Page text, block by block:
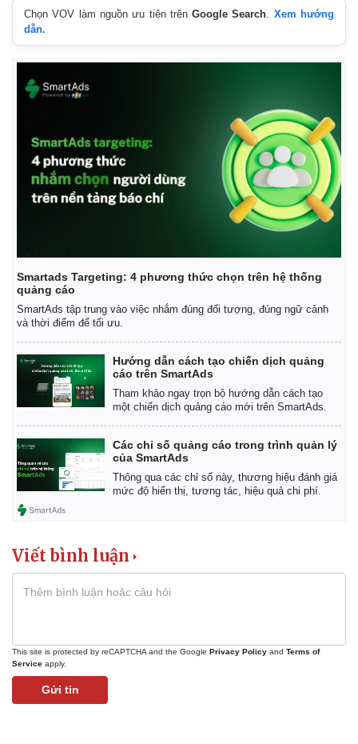
Kinh tế
Bất động sản
Khởi nghiệp
Thị trường
Tiêu dùng
Tỷ giá
Chứng khoán
Giá cà phê
Chọn VOV làm nguồn ưu tiên trênGoogle Search. Xem hướng
dẫn.
Smartads Targeting: 4 phương thức chọn trên hệ thống
quảng cáo
SmartAds tập trung vào việc nhắm đúng đối tượng, đúng ngữ cảnh
và thời điểm để tối ưu.
Hướng dẫn cách tạo chiến dịch quảng
cáo trên SmartAds
Tham khảo ngay trọn bộ hướng dẫn cách tạo
một chiến dịch quảng cáo mới trên SmartAds.
Các chỉ số quảng cáo trong trình quản lý
của SmartAds
Thông qua các chỉ số này, thương hiệu đánh giá
mức độ hiển thị, tương tác, hiệu quả chi phí.
Viết bình luận
This site is protected by reCAPTCHA and the Google Privacy Policy and Terms of
Service apply.
Gửi tin